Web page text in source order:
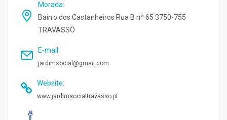
Morada:
Bairro dos Castanheiros Rua B nº 65 3750-755
TRAVASSÔ
E-mail :
jardimsocial@gmail.com
Website:
www.jardimsocialtravasso.pt